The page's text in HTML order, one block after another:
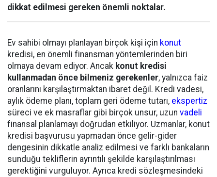
dikkat edilmesi gereken önemli noktalar.
Ev sahibi olmayı planlayan birçok kişi için konut
kredisi, en önemli finansman yöntemlerinden biri
olmaya devam ediyor. Ancak konut kredisi
kullanmadan önce bilmeniz gerekenler, yalnızca faiz
oranlarını karşılaştırmaktan ibaret değil. Kredi vadesi,
aylık ödeme planı, toplam geri ödeme tutarı, ekspertiz
süreci ve ek masraflar gibi birçok unsur, uzun vadeli
finansal planlamayı doğrudan etkiliyor. Uzmanlar, konut
kredisi başvurusu yapmadan önce gelir-gider
dengesinin dikkatle analiz edilmesi ve farklı bankaların
sunduğu tekliflerin ayrıntılı şekilde karşılaştırılması
gerektiğini vurguluyor. Ayrıca kredi sözleşmesindeki